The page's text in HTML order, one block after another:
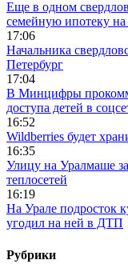
Еще в одном
семейную ипотеку на
17:06
Начальника
Петербург
17:04
В Минцифры
доступа детей в
16:52
Wildberries будет
16:35
Улицу на Уралмаше
теплосетей
16:19
На Урале подросток
угодил на ней в ДТП
Рубрики